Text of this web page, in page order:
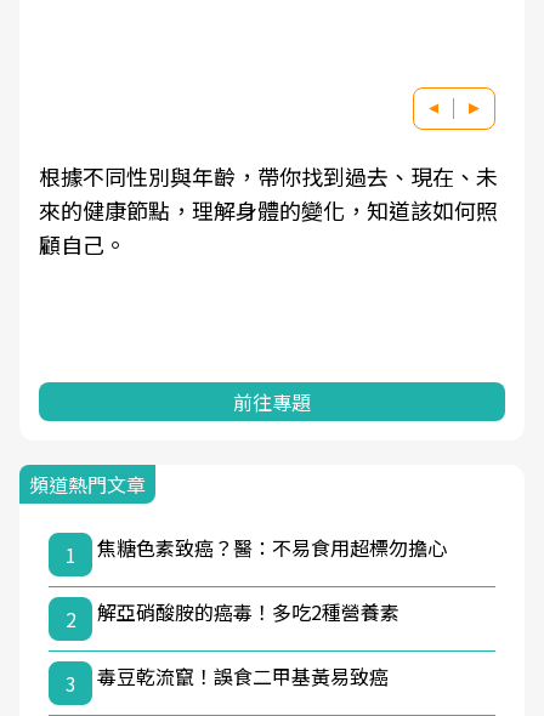
根據不同性別與年齡，帶你找到過去、現在、未
來的健康節點，理解身體的變化，知道該如何照
顧自己。
前往專題
頻道熱門文章
1 焦糖色素致癌？醫：不易食用超標勿擔心
2 解亞硝酸胺的癌毒！多吃2種營養素
3 毒豆乾流竄！誤食二甲基黃易致癌